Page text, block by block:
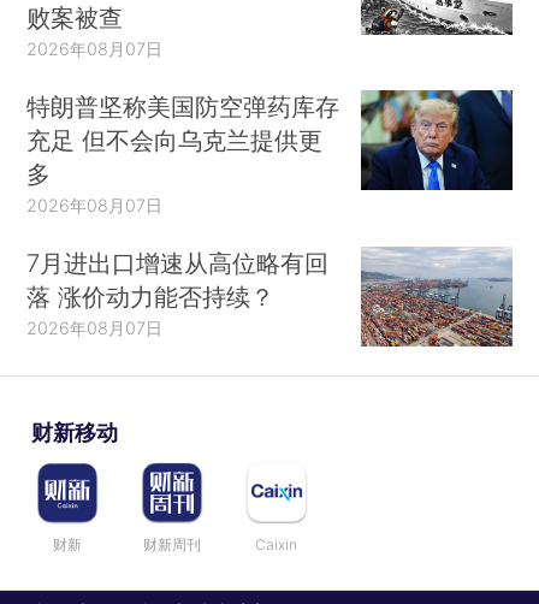
败案被查
2026年08月07日
特朗普坚称美国防空弹药库存
充足 但不会向乌克兰提供更
多
2026年08月07日
7月进出口增速从高位略有回
落 涨价动力能否持续？
2026年08月07日
财新移动
财新 财新周刊 Caixin